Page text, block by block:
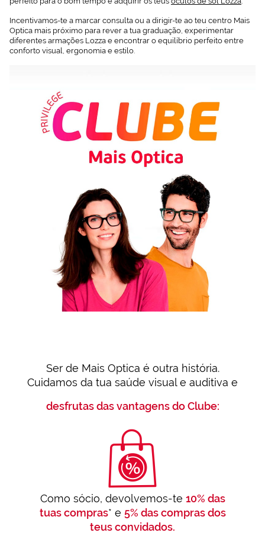
Incentivamos-te a marcar consulta ou a dirigir-te ao teu centro Mais
Optica mais próximo para rever a tua graduação, experimentar
diferentes armações Lozza e encontrar o equilíbrio perfeito entre
conforto visual, ergonomia e estilo.
Ser de Mais Optica é outra história.
Cuidamos da tua saúde visual e auditiva e
desfrutas das vantagens do Clube:
Como sócio, devolvemos-te 10% das
tuas compras* e 5% das compras dos
teus convidados.